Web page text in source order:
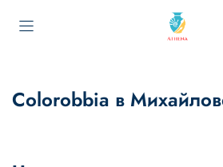
Colorobbia в